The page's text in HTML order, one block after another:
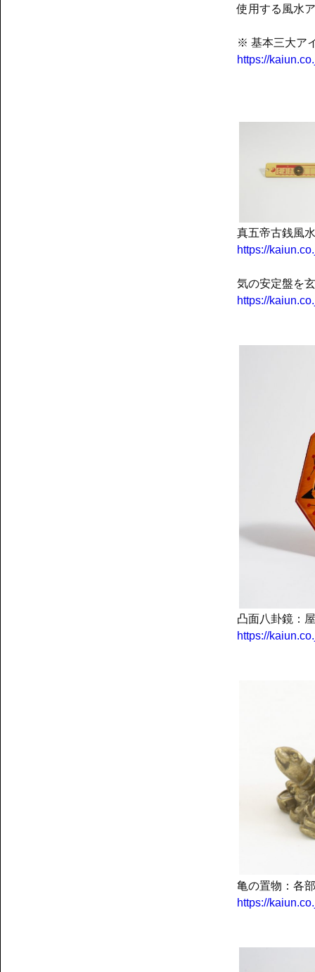
使用する風水
※ 基本三大ア
https://
真五帝古銭風
https://
気の安定盤を
https://
凸面八卦鏡：
https://
亀の置物：各
https://